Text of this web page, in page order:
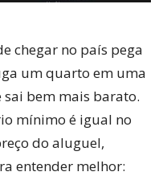
chegar no país pega
um quarto em uma
bem mais barato.
mínimo é igual no
do aluguel,
entender melhor: